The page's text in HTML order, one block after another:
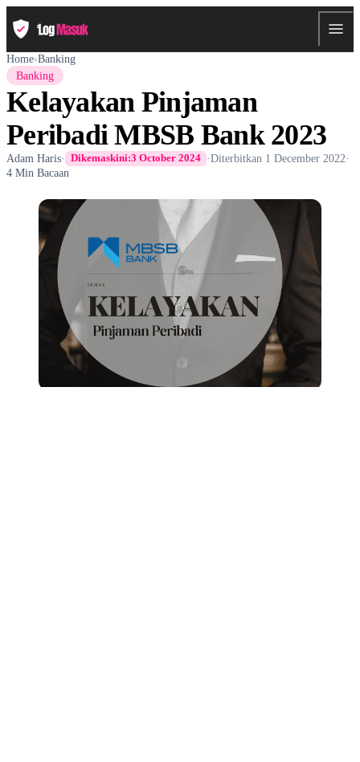
Home›Banking
Banking
Kelayakan Pinjaman
Peribadi MBSB Bank 2023
Adam Haris· Dikemaskini:3 October 2024 ·Diterbitkan 1 December 2022·
4 Min Bacaan